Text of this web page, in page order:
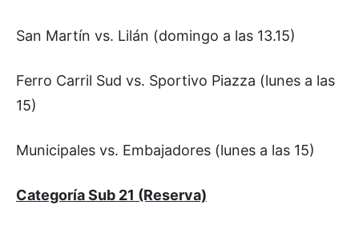
San Martín vs. Lilán (domingo a las 13.15)
Ferro Carril Sud vs. Sportivo Piazza (lunes a las
15)
Municipales vs. Embajadores (lunes a las 15)
Categoría Sub 21 (Reserva)